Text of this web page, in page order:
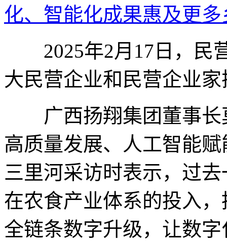
化、智能化成果惠及更多
2025年2月17日，民
大民营企业和民营企业
广西扬翔集团董事长
高质量发展、人工智能
三里河采访时表示，过
在农食产业体系的投入
全链条数字升级，让数